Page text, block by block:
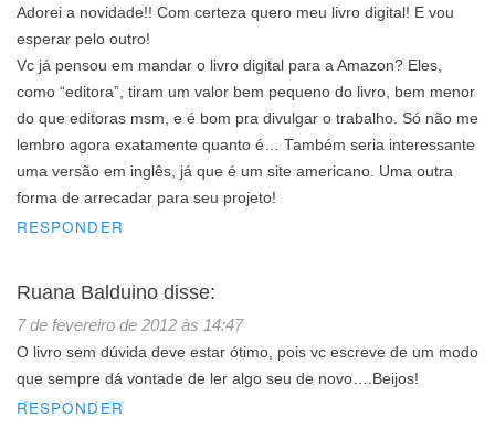
Adorei a novidade!! Com certeza quero meu livro digital! E vou
esperar pelo outro!
Vc já pensou em mandar o livro digital para a Amazon? Eles,
como “editora”, tiram um valor bem pequeno do livro, bem menor
do que editoras msm, e é bom pra divulgar o trabalho. Só não me
lembro agora exatamente quanto é… Também seria interessante
uma versão em inglês, já que é um site americano. Uma outra
forma de arrecadar para seu projeto!
RESPONDER
Ruana Balduino disse:
7 de fevereiro de 2012 às 14:47
O livro sem dúvida deve estar ótimo, pois vc escreve de um modo
que sempre dá vontade de ler algo seu de novo….Beijos!
RESPONDER